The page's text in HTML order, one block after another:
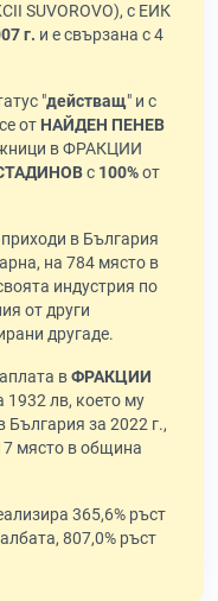
SUVOROVO), с ЕИК
г. и е свързана с 4
"действащ" и с
от НАЙДЕН ПЕНЕВ
в ФРАКЦИИ
с 100%от
в България
на 784 място в
индустрия по
от други
другаде.
вФРАКЦИИ
1932 лв, което му
България за 2022 г.,
място в община
365,6% ръст
807,0% ръст